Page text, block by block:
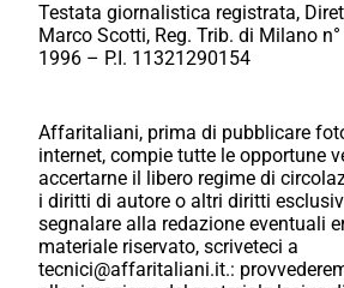
Testata giornalistica registrata,
Marco Scotti, Reg. Trib. di Milano
1996 – P.I. 11321290154
Affaritaliani, prima di pubblicare
internet, compie tutte le opportune
accertarne il libero regime di
i diritti di autore o altri diritti
segnalare alla redazione eventuali
materiale riservato, scriveteci a
tecnici@affaritaliani.it.: